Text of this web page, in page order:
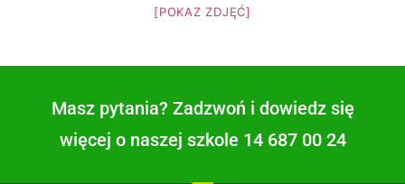
[POKAZ ZDJĘĆ]
Masz pytania? Zadzwoń i dowiedz się
więcej o naszej szkole 14 687 00 24